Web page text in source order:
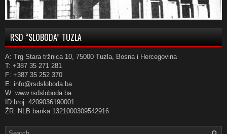
RSD “SLOBODA” TUZLA
A: Trg Stara tržnica 10, 75000 Tuzla, Bosna i Hercegovina
T: +387 35 271 281
F: +387 35 252 370
E: info@rsdsloboda.ba
W: www.rsdsloboda.ba
ID broj: 4209036190001
ŽR: NLB banka 1321000309542916